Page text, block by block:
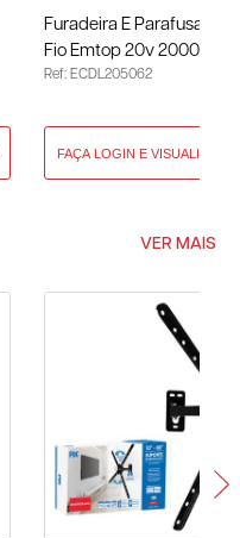
Furadeira E
Fio Emtop 20v 2000rpm
Baterias ECDL205062
Ref: ECDL205062
VER MAIS